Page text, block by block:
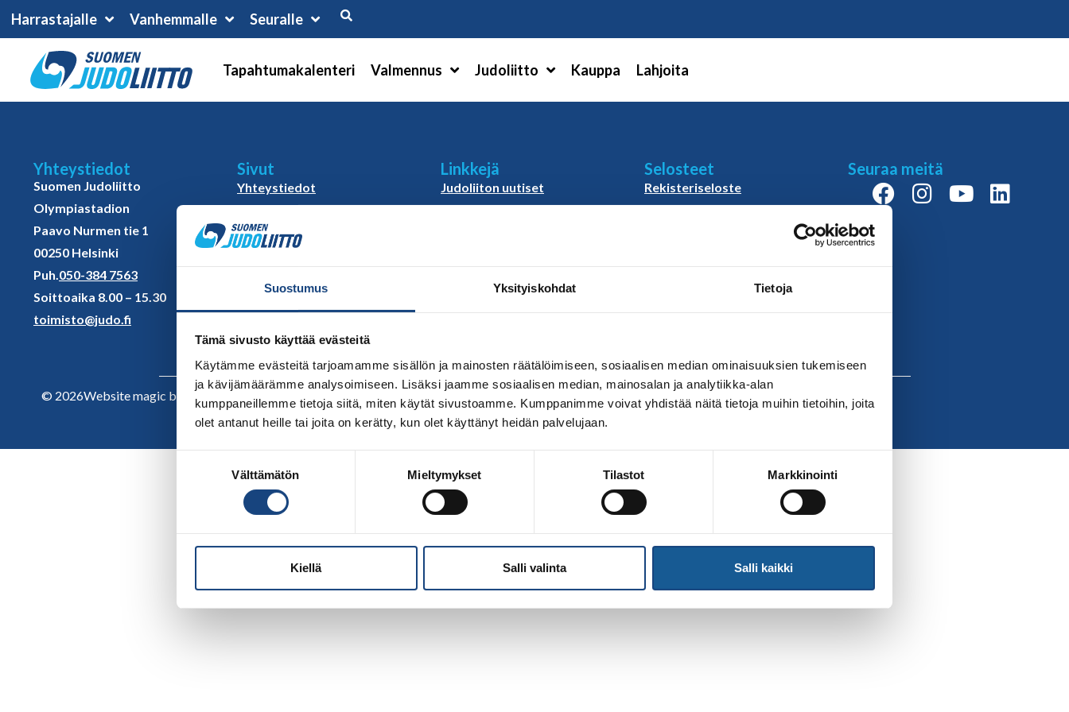
Suostumus Yksityiskohdat Tietoja
Tämä sivusto käyttää evästeitä
Käytämme evästeitä tarjoamamme sisällön ja mainosten räätälöimiseen, sosiaalisen median ominaisuuksien tukemiseen
ja kävijämäärämme analysoimiseen. Lisäksi jaamme sosiaalisen median, mainosalan ja analytiikka-alan
kumppaneillemme tietoja siitä, miten käytät sivustoamme. Kumppanimme voivat yhdistää näitä tietoja muihin tietoihin, joita
olet antanut heille tai joita on kerätty, kun olet käyttänyt heidän palvelujaan.
Välttämätön Mieltymykset Tilastot Markkinointi
Kiellä Salli valinta Salli kaikki
Harrastajalle Vanhemmalle Seuralle
Tapahtumakalenteri Valmennus Judoliitto Kauppa Lahjoita
Yhteystiedot
Suomen Judoliitto
Olympiastadion
Paavo Nurmen tie 1
00250 Helsinki
Puh.050-384 7563
Soittoaika 8.00 – 15.30
toimisto@judo.fi
Sivut
Yhteystiedot
Judoliiton henkilöstö
Hallitus
Linkkejä
Judoliiton uutiset
Materiaalit
Selosteet
Rekisteriseloste
Yhdenvertaisuus ja
Rahankeräyslupa
Rahankerayslupa:
Seuraa meitä
© 2026Website magic by